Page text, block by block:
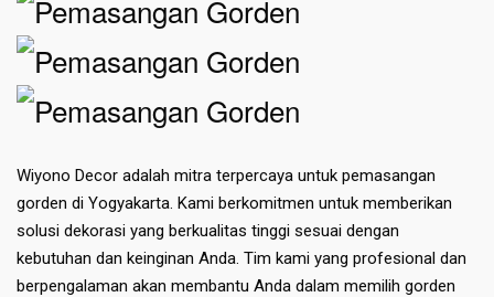
Wiyono Decor adalah mitra terpercaya untuk pemasangan
gorden di Yogyakarta. Kami berkomitmen untuk memberikan
solusi dekorasi yang berkualitas tinggi sesuai dengan
kebutuhan dan keinginan Anda. Tim kami yang profesional dan
berpengalaman akan membantu Anda dalam memilih gorden